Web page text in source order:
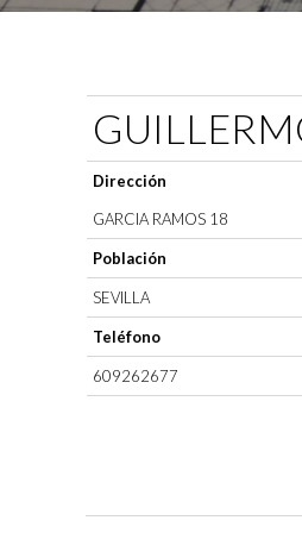
Dirección
GARCIA RAMOS 18
Población
SEVILLA
Teléfono
609262677